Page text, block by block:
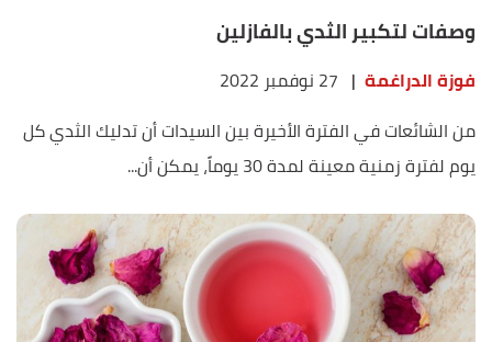
وصفات لتكبير الثدي بالفازلين
فوزة الدراغمة | 27 نوفمبر 2022
من الشائعات في الفترة الأخيرة بين السيدات أن تدليك الثدي كل
يوم لفترة زمنية معينة لمدة 30 يوماً، يمكن أن...